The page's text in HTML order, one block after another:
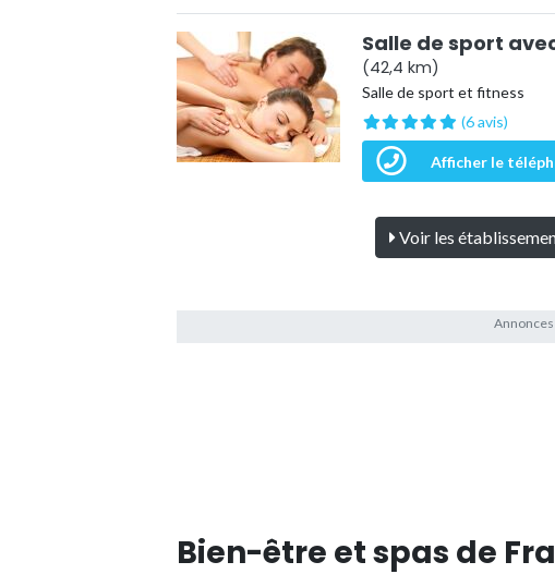
Salle de sport
(42,4 km)
Salle de sport et fitness
(6 avis)
Afficher le
Voir les
Bien-être et spas de